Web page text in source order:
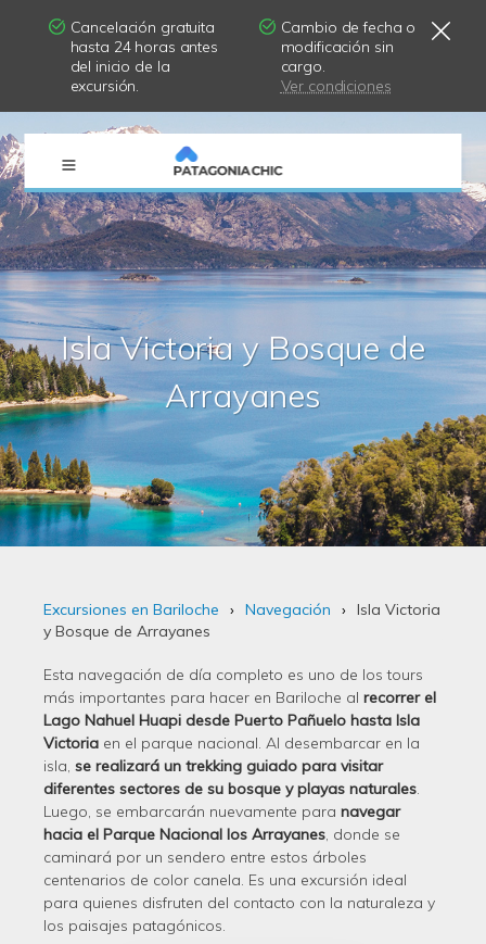
Cancelación gratuita
hasta 24 horas antes
del inicio de la
excursión.
Cambio de fecha o
modificación sin
cargo.
Ver condiciones
Isla Victoria y Bosque de
Arrayanes
Excursiones en Bariloche Navegación
Isla Victoria
y Bosque de Arrayanes
Esta navegación de día completo es uno de los tours
más importantes para hacer en Bariloche al recorrer el
Lago Nahuel Huapi desde Puerto Pañuelo hasta Isla
Victoria en el parque nacional. Al desembarcar en la
isla, se realizará un trekking guiado para visitar
diferentes sectores de su bosque y playas naturales.
Luego, se embarcarán nuevamente para navegar
hacia el Parque Nacional los Arrayanes, donde se
caminará por un sendero entre estos árboles
centenarios de color canela. Es una excursión ideal
para quienes disfruten del contacto con la naturaleza y
los paisajes patagónicos.